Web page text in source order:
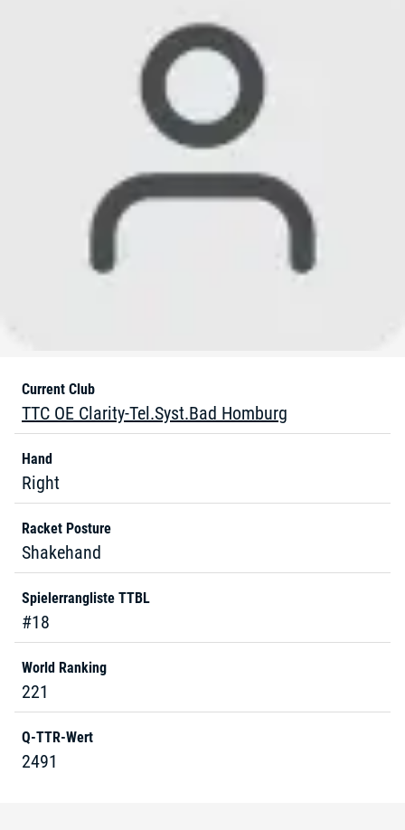
Current Club
TTC OE Clarity-Tel.Syst.Bad Homburg
Hand
Right
Racket Posture
Shakehand
Spielerrangliste TTBL
#18
World Ranking
221
Q-TTR-Wert
2491